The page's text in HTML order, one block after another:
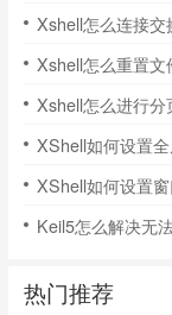
Xshell怎么连接
Xshell怎么重置
Xshell怎么进行
XShell如何设置
XShell如何设置
热门推荐